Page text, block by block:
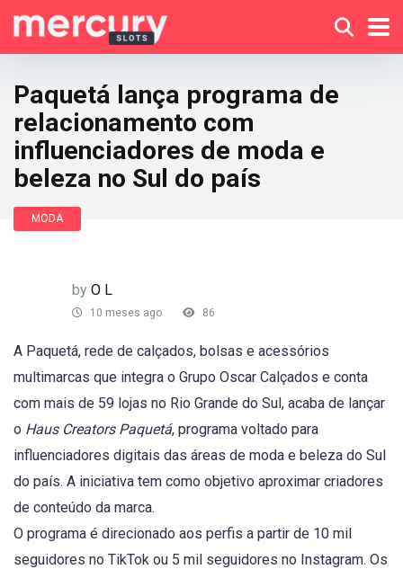
Paquetá lança programa de
relacionamento com
influenciadores de moda e
beleza no Sul do país
MODA
by O L
10 meses ago 86
A Paquetá, rede de calçados, bolsas e acessórios
multimarcas que integra o Grupo Oscar Calçados e conta
com mais de 59 lojas no Rio Grande do Sul, acaba de lançar
o Haus Creators Paquetá, programa voltado para
influenciadores digitais das áreas de moda e beleza do Sul
do país. A iniciativa tem como objetivo aproximar criadores
de conteúdo da marca.
O programa é direcionado aos perfis a partir de 10 mil
seguidores no TikTok ou 5 mil seguidores no Instagram. Os